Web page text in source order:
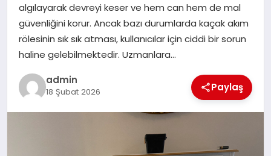
SPOR
TEKNOLOJI
YAŞAM
algılayarak devreyi keser ve hem can hem de mal
güvenliğini korur. Ancak bazı durumlarda kaçak akım
rölesinin sık sık atması, kullanıcılar için ciddi bir sorun
haline gelebilmektedir. Uzmanlara…
admin
18 Şubat 2026 Paylaş